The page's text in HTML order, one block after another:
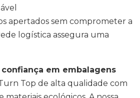
apertados sem comprometer a
logística assegura uma
em embalagens
Top de alta qualidade com